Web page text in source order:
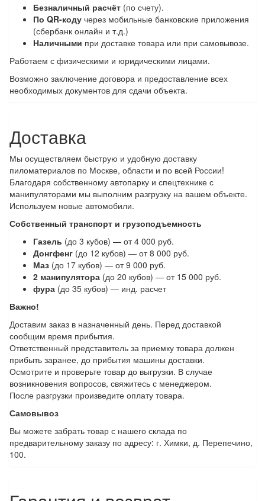
Безналичный расчёт (по счету).
По QR-коду через мобильные банковские приложения
(сбербанк онлайн и т.д.)
Наличными при доставке товара или при самовывозе.
Работаем с физическими и юридическими лицами.
Возможно заключение договора и предоставление всех
необходимых документов для сдачи объекта.
Доставка
Мы осуществляем быструю и удобную доставку
пиломатериалов по Москве, области и по всей России!
Благодаря собственному автопарку и спецтехнике с
манипуляторами мы выполним разгрузку на вашем объекте.
Используем новые автомобили.
Собственный транспорт и грузоподъемность
Газель (до 3 кубов) — от 4 000 руб.
Донгфенг (до 12 кубов) — от 8 000 руб.
Маз (до 17 кубов) — от 9 000 руб.
2 манипулятора (до 20 кубов) — от 15 000 руб.
фура (до 35 кубов) — инд. расчет
Важно!
Доставим заказ в назначенный день. Перед доставкой
сообщим время прибытия.
Ответственный представитель за приемку товара должен
прибыть заранее, до прибытия машины доставки.
Осмотрите и проверьте товар до выгрузки. В случае
возникновения вопросов, свяжитесь с менеджером.
После разгрузки произведите оплату товара.
Самовывоз
Вы можете забрать товар с нашего склада по
предварительному заказу по адресу: г. Химки, д. Перепечино,
100.